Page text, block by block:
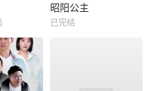
昭阳公主
已完结